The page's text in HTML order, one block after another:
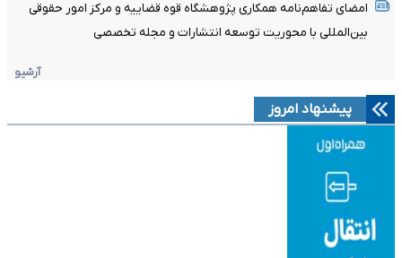
امضای تفاهم‌نامه همکاری پژوهشگاه قوه قضاییه و مرکز امور حقوقی
بین‌المللی با محوریت توسعه انتشارات و مجله تخصصی
آرشیو
پیشنهاد امروز